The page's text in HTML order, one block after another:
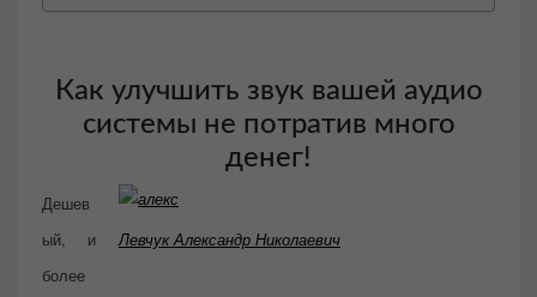
Как улучшить звук вашей аудио
системы не потратив много
денег!
Левчук Александр Николаевич
Дешев
ый, и
более